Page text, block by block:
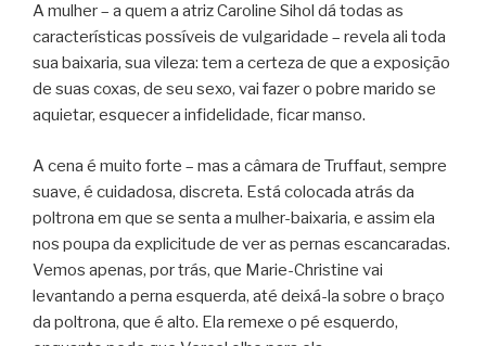
A mulher – a quem a atriz Caroline Sihol dá todas as
características possíveis de vulgaridade – revela ali toda
sua baixaria, sua vileza: tem a certeza de que a exposição
de suas coxas, de seu sexo, vai fazer o pobre marido se
aquietar, esquecer a infidelidade, ficar manso.
A cena é muito forte – mas a câmara de Truffaut, sempre
suave, é cuidadosa, discreta. Está colocada atrás da
poltrona em que se senta a mulher-baixaria, e assim ela
nos poupa da explicitude de ver as pernas escancaradas.
Vemos apenas, por trás, que Marie-Christine vai
levantando a perna esquerda, até deixá-la sobre o braço
da poltrona, que é alto. Ela remexe o pé esquerdo,